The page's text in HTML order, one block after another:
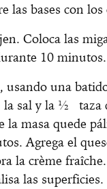
las bases con
Coloca las
10
una
la sal y la ½ taza
la masa quede
Agrega el
la crème
las